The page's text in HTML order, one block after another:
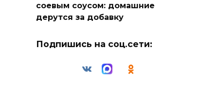
соевым соусом: домашние
дерутся за добавку
Подпишись на соц.сети: